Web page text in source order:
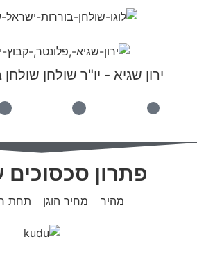
ירון שגיא - יו"ר שולחן
פתרון סכסוכים
מהיר מחיר הוגן תחת